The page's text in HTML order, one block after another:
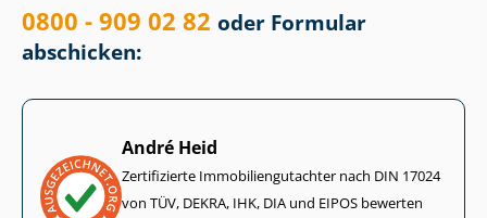
0800 - 909 02 82 oder Formular
abschicken:
André Heid
Zertifizierte Im­mo­bi­li­en­gut­ach­ter nach DIN 17024
von TÜV, DEKRA, IHK, DIA und EIPOS bewerten